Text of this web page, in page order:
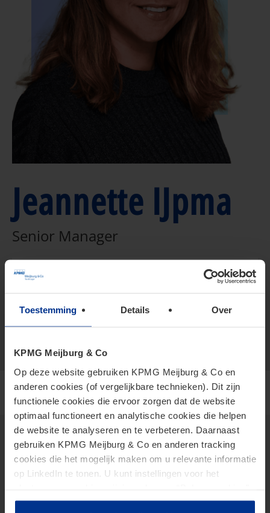
Toestemming Details Over
KPMG Meijburg & Co
Op deze website gebruiken KPMG Meijburg & Co en
anderen cookies (of vergelijkbare technieken). Dit zijn
functionele cookies die ervoor zorgen dat de website
optimaal functioneert en analytische cookies die helpen
de website te analyseren en te verbeteren. Daarnaast
gebruiken KPMG Meijburg & Co en anderen tracking
cookies die het mogelijk maken om u relevante informatie
op LinkedIn te tonen. U kunt instellingen voor het
te klikken. Als u op “Accepteer alle cookies” klikt, geeft u
Jeannette IJpma
Senior Manager
+316 527 377 93
ijpma.jeannette@kpmg.com
Thema's
AI in Tax